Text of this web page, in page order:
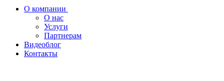
О компании
О нас
Услуги
Партнерам
Видеоблог
Контакты